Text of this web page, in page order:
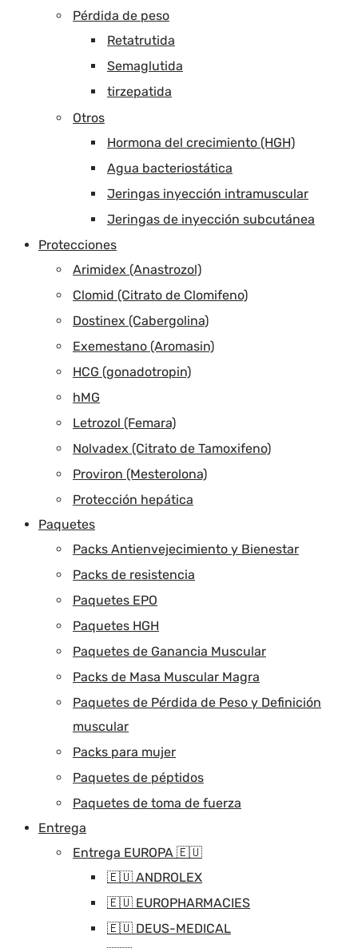
Pérdida de peso
Retatrutida
Semaglutida
tirzepatida
Otros
Hormona del crecimiento (HGH)
Agua bacteriostática
Jeringas inyección intramuscular
Jeringas de inyección subcutánea
Protecciones
Arimidex (Anastrozol)
Clomid (Citrato de Clomifeno)
Dostinex (Cabergolina)
Exemestano (Aromasin)
HCG (gonadotropin)
hMG
Letrozol (Femara)
Nolvadex (Citrato de Tamoxifeno)
Proviron (Mesterolona)
Protección hepática
Paquetes
Packs Antienvejecimiento y Bienestar
Packs de resistencia
Paquetes EPO
Paquetes HGH
Paquetes de Ganancia Muscular
Packs de Masa Muscular Magra
Paquetes de Pérdida de Peso y Definición
muscular
Packs para mujer
Paquetes de péptidos
Paquetes de toma de fuerza
Entrega
Entrega EUROPA 🇪🇺
🇪🇺 ANDROLEX
🇪🇺 EUROPHARMACIES
🇪🇺 DEUS-MEDICAL